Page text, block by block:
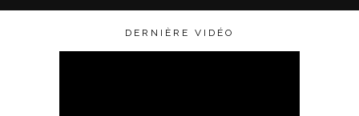
DERNIÈRE VIDÉO